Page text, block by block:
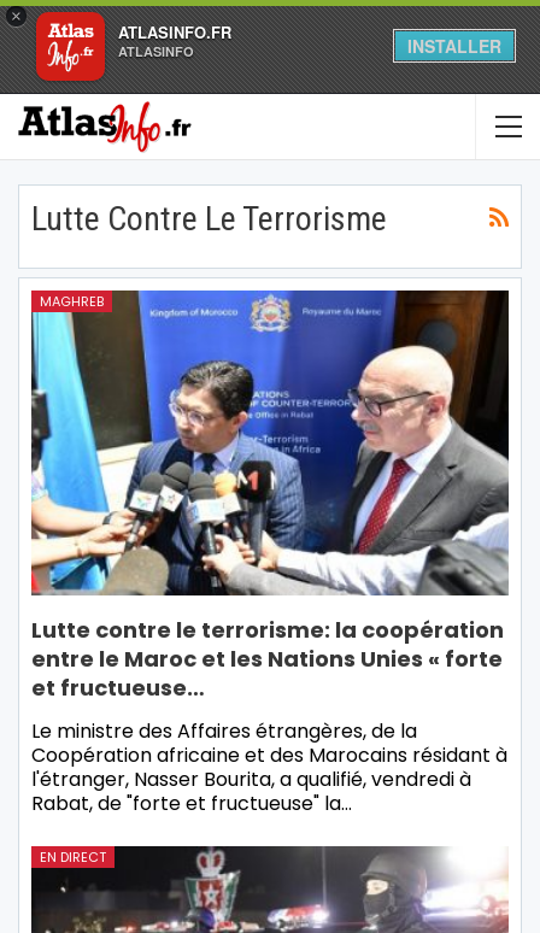
×
ATLASINFO.FR
ATLASINFO INSTALLER
Lutte Contre Le Terrorisme
MAGHREB
Lutte contre le terrorisme: la coopération
entre le Maroc et les Nations Unies « forte
et fructueuse…
Le ministre des Affaires étrangères, de la
Coopération africaine et des Marocains résidant à
l'étranger, Nasser Bourita, a qualifié, vendredi à
Rabat, de "forte et fructueuse" la…
EN DIRECT